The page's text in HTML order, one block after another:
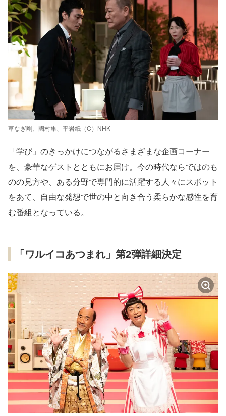
草なぎ剛、國村隼、平岩紙（C）NHK
「学び」のきっかけにつながるさまざまな企画コーナー
を、豪華なゲストとともにお届け。今の時代ならではのも
のの見方や、ある分野で専門的に活躍する人々にスポット
をあて、自由な発想で世の中と向き合う柔らかな感性を育
む番組となっている。
「ワルイコあつまれ」第2弾詳細決定